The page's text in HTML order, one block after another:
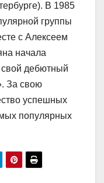
В 1985
группы
с Алексеем
начала
свой дебютный
За свою
успешных
популярных